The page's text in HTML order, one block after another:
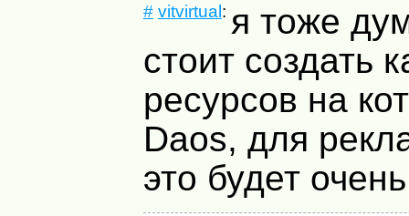
# vitvirtual: я тоже
стоит создать
ресурсов на
Daos, для
это будет